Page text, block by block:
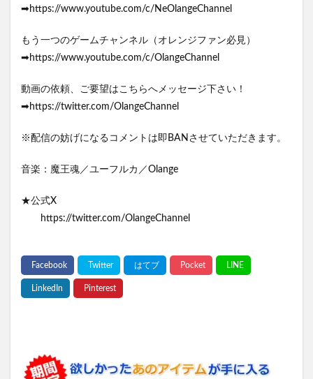
➡https://www.youtube.com/c/NeOlangeChannel
もう一つのゲームチャンネル（オレンジファン必見）
➡https://www.youtube.com/c/OlangeChannel
動画の依頼、ご要望はこちらへメッセージ下さい！
➡https://twitter.com/OlangeChannel
※配信の妨げになるコメントは即BANさせていただきます。
音楽：魔王魂／ユーフルカ／Olange
★公式X
https://twitter.com/OlangeChannel